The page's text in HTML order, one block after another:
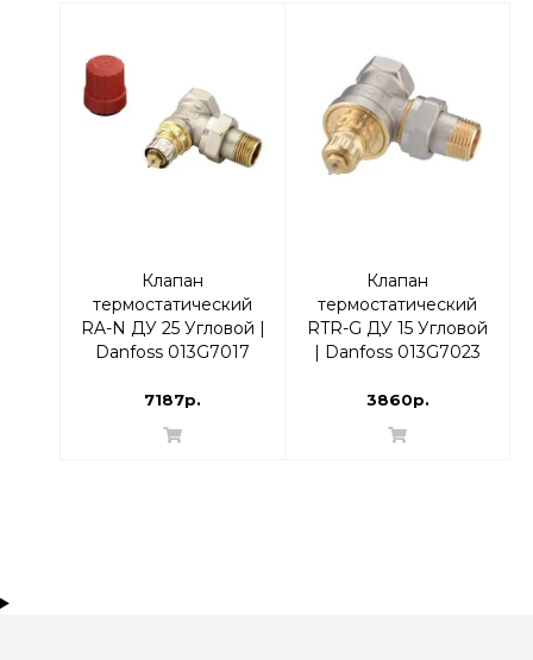
Клапан
термостатический
RA-N ДУ 25 Угловой |
Danfoss 013G7017
7187р.
Клапан
термостатический
RTR-G ДУ 15 Угловой
| Danfoss 013G7023
3860р.